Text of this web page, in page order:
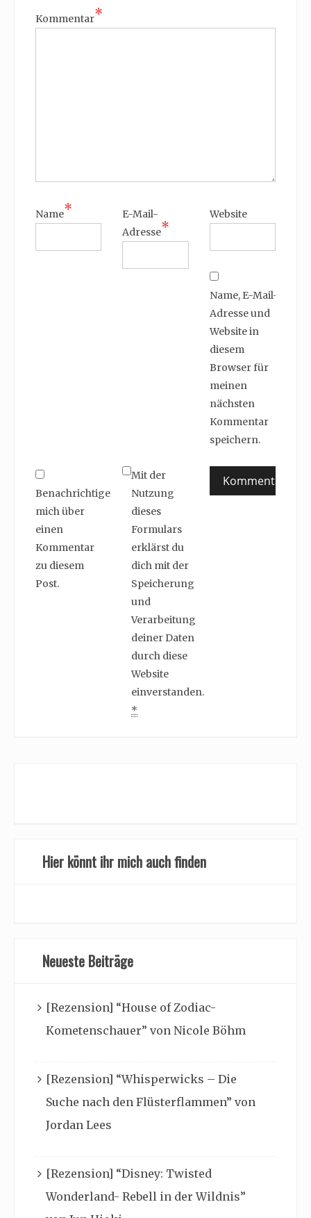
Kommentar*
Name*
E-Mail-
Adresse*
Website
Name, E-Mail-
Adresse und
Website in
diesem
Browser für
meinen
nächsten
Kommentar
speichern.
Benachrichtige
mich über
einen
Kommentar
zu diesem
Post.
Mit der
Nutzung
dieses
Formulars
erklärst du
dich mit der
Speicherung
und
Verarbeitung
deiner Daten
durch diese
Website
einverstanden.
*
Hier könnt ihr mich auch finden
Neueste Beiträge
[Rezension] “House of Zodiac-
Kometenschauer” von Nicole Böhm
[Rezension] “Whisperwicks – Die
Suche nach den Flüsterflammen” von
Jordan Lees
[Rezension] “Disney: Twisted
Wonderland- Rebell in der Wildnis”